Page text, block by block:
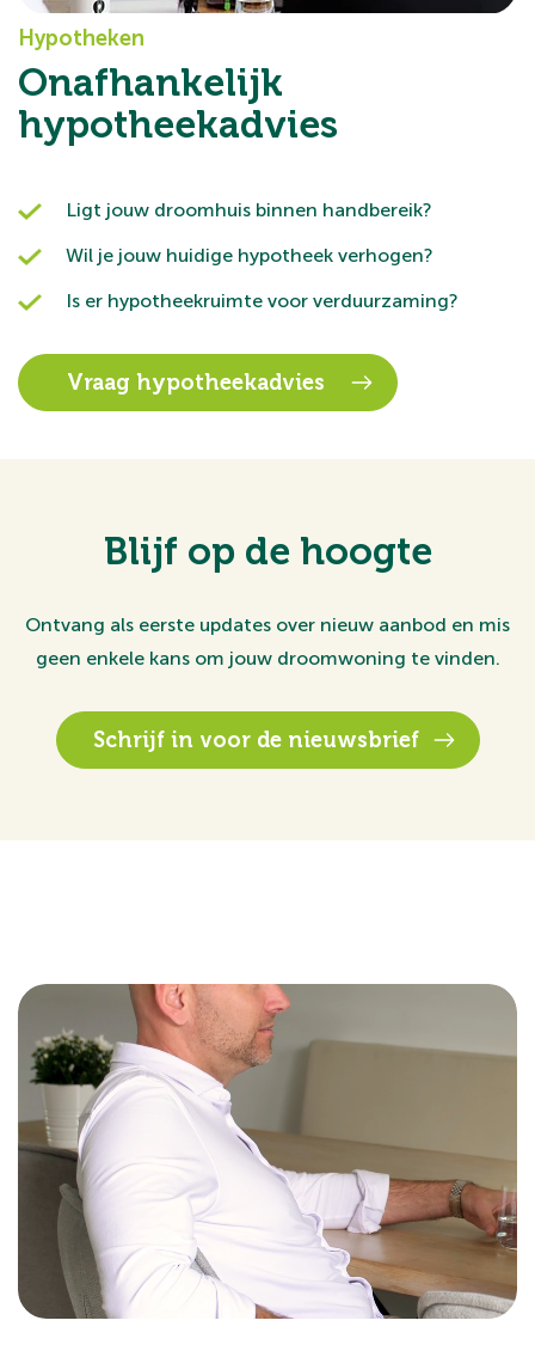
Hypotheken
Onafhankelijk
hypotheekadvies
Ligt jouw droomhuis binnen handbereik?
Wil je jouw huidige hypotheek verhogen?
Is er hypotheekruimte voor verduurzaming?
Vraag hypotheekadvies
Blijf op de hoogte
Ontvang als eerste updates over nieuw aanbod en mis
geen enkele kans om jouw droomwoning te vinden.
Schrijf in voor de nieuwsbrief